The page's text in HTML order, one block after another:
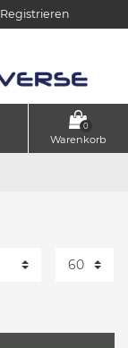
Registrieren
0
Warenkorb